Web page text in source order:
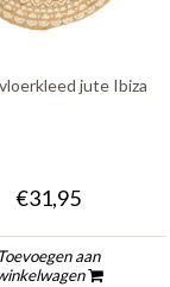
jute Ibiza
€31,95
Toevoegen aan